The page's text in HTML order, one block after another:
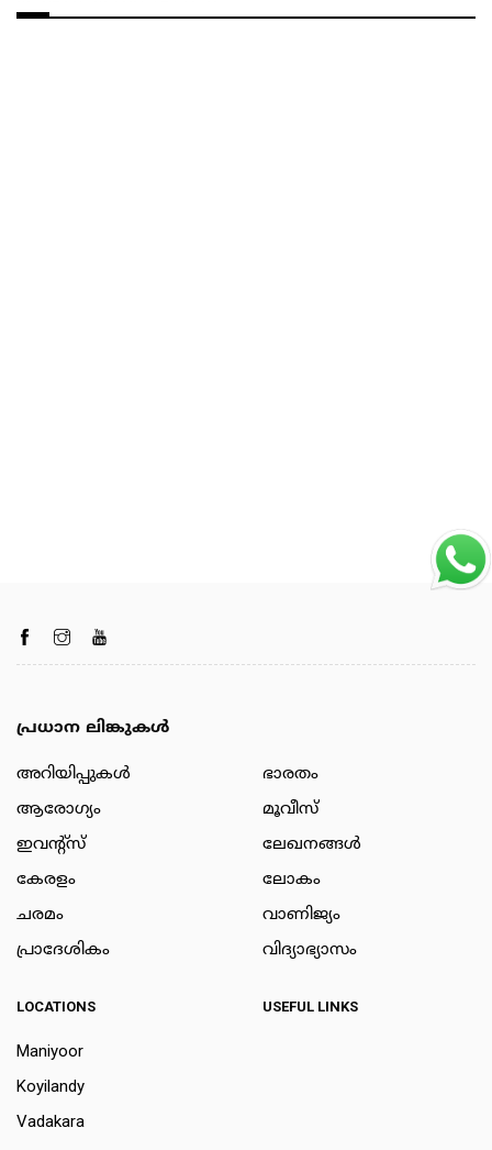
പ്രധാന ലിങ്കുകൾ
അറിയിപ്പുകള്‍
ആരോഗ്യം
ഇവന്റ്സ്
കേരളം
ചരമം
പ്രാദേശികം
ഭാരതം
മൂവീസ്
ലേഖനങ്ങള്‍
ലോകം
വാണിജ്യം
വിദ്യാഭ്യാസം
LOCATIONS
Maniyoor
Koyilandy
Vadakara
USEFUL LINKS